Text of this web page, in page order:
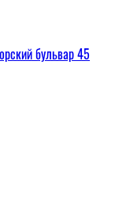
бульвар 45